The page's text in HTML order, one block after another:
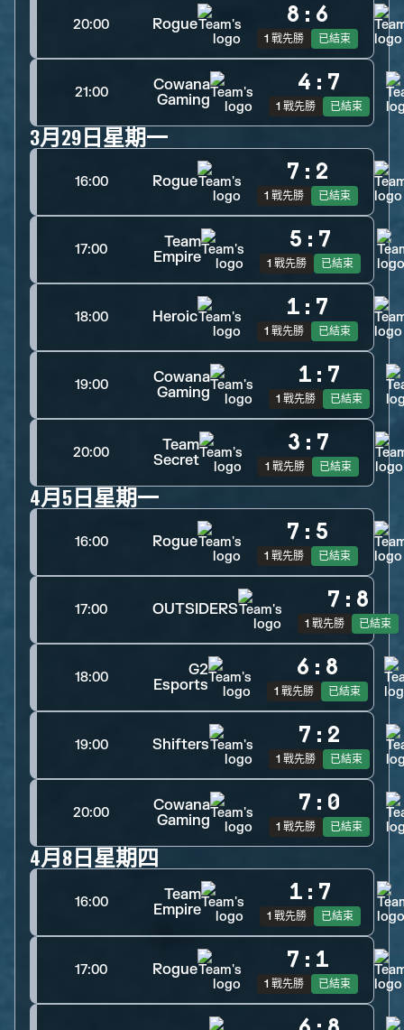
20:00 Rogue 8 : 6
1 戰先勝 已結束
21:00
Cowana
Gaming
4 : 7
1 戰先勝 已結束
3月29日星期一
16:00 Rogue 7 : 2
1 戰先勝 已結束
17:00
Team
Empire
5 : 7
1 戰先勝 已結束
18:00 Heroic 1 : 7
1 戰先勝 已結束
19:00
Cowana
Gaming
1 : 7
1 戰先勝 已結束
20:00
Team
Secret
3 : 7
1 戰先勝 已結束
4月5日星期一
16:00 Rogue 7 : 5
1 戰先勝 已結束
17:00 OUTSIDERS 7 : 8
1 戰先勝 已結束
18:00
G2
Esports
6 : 8
1 戰先勝 已結束
19:00 Shifters 7 : 2
1 戰先勝 已結束
20:00
Cowana
Gaming
7 : 0
1 戰先勝 已結束
4月8日星期四
16:00
Team
Empire
1 : 7
1 戰先勝 已結束
17:00 Rogue 7 : 1
1 戰先勝 已結束